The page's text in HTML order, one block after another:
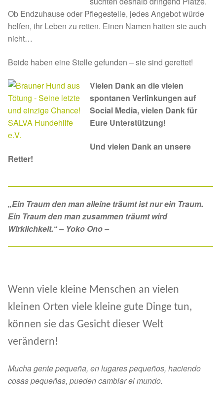
Ob Endzuhause oder Pflegestelle, jedes Angebot würde
helfen, ihr Leben zu retten. Einen Namen hatten sie auch
nicht…
Beide haben eine Stelle gefunden – sie sind gerettet!
Vielen Dank an die vielen
spontanen Verlinkungen auf
Social Media, vielen Dank für
Eure Unterstützung!
Und vielen Dank an unsere
Retter!
„Ein Traum den man alleine träumt ist nur ein Traum.
Ein Traum den man zusammen träumt wird
Wirklichkeit.“ – Yoko Ono –
Wenn viele kleine Menschen an vielen
kleinen Orten viele kleine gute Dinge tun,
können sie das Gesicht dieser Welt
verändern!
Mucha gente pequeña, en lugares pequeños, haciendo
cosas pequeñas, pueden cambiar el mundo.